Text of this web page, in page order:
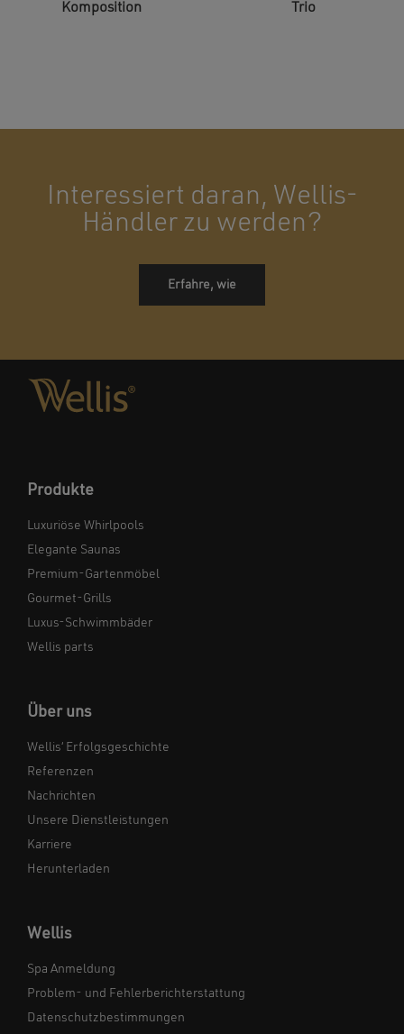
Komposition
Trio
Interessiert daran, Wellis-
Händler zu werden?
Erfahre, wie
Produkte
Luxuriöse Whirlpools
Elegante Saunas
Premium-Gartenmöbel
Gourmet-Grills
Luxus-Schwimmbäder
Wellis parts
Über uns
Wellis‘ Erfolgsgeschichte
Referenzen
Nachrichten
Unsere Dienstleistungen
Karriere
Herunterladen
Wellis
Spa Anmeldung
Problem- und Fehlerberichterstattung
Datenschutzbestimmungen